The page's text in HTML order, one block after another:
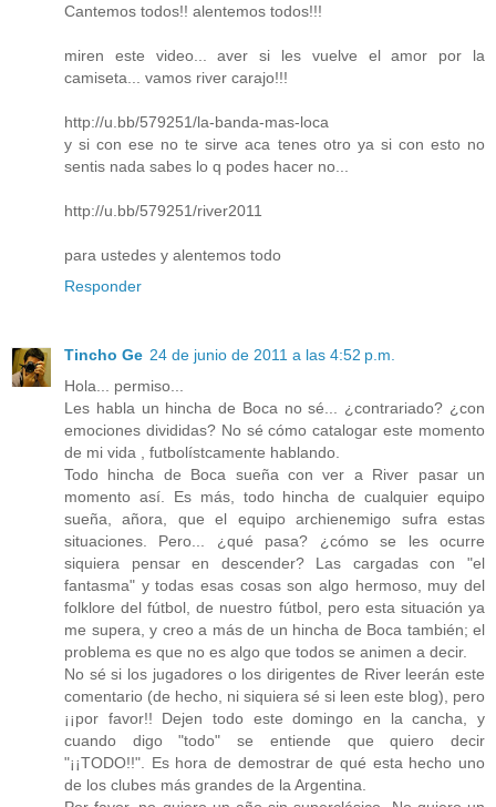
Cantemos todos!! alentemos todos!!!
miren este video... aver si les vuelve el amor por la
camiseta... vamos river carajo!!!
http://u.bb/579251/la-banda-mas-loca
y si con ese no te sirve aca tenes otro ya si con esto no
sentis nada sabes lo q podes hacer no...
http://u.bb/579251/river2011
para ustedes y alentemos todo
Responder
Tincho Ge 24 de junio de 2011 a las 4:52 p.m.
Hola... permiso...
Les habla un hincha de Boca no sé... ¿contrariado? ¿con
emociones divididas? No sé cómo catalogar este momento
de mi vida , futbolístcamente hablando.
Todo hincha de Boca sueña con ver a River pasar un
momento así. Es más, todo hincha de cualquier equipo
sueña, añora, que el equipo archienemigo sufra estas
situaciones. Pero... ¿qué pasa? ¿cómo se les ocurre
siquiera pensar en descender? Las cargadas con "el
fantasma" y todas esas cosas son algo hermoso, muy del
folklore del fútbol, de nuestro fútbol, pero esta situación ya
me supera, y creo a más de un hincha de Boca también; el
problema es que no es algo que todos se animen a decir.
No sé si los jugadores o los dirigentes de River leerán este
comentario (de hecho, ni siquiera sé si leen este blog), pero
¡¡por favor!! Dejen todo este domingo en la cancha, y
cuando digo "todo" se entiende que quiero decir
"¡¡TODO!!". Es hora de demostrar de qué esta hecho uno
de los clubes más grandes de la Argentina.